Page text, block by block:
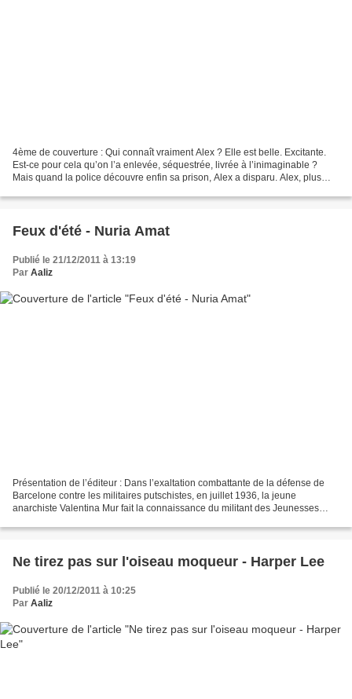
4ème de couverture : Qui connaît vraiment Alex ? Elle est belle. Excitante.
Est-ce pour cela qu’on l’a enlevée, séquestrée, livrée à l’inimaginable ?
Mais quand la police découvre enfin sa prison, Alex a disparu. Alex, plus
Feux d'été - Nuria Amat
Publié le 21/12/2011 à 13:19
Par Aaliz
Présentation de l’éditeur : Dans l’exaltation combattante de la défense de
Barcelone contre les militaires putschistes, en juillet 1936, la jeune
anarchiste Valentina Mur fait la connaissance du militant des Jeunesses
Ne tirez pas sur l'oiseau moqueur - Harper Lee
Publié le 20/12/2011 à 10:25
Par Aaliz